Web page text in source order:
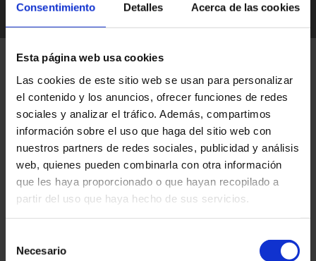
Consentimiento Detalles Acerca de las cookies
Esta página web usa cookies
Las cookies de este sitio web se usan para personalizar
el contenido y los anuncios, ofrecer funciones de redes
sociales y analizar el tráfico. Además, compartimos
información sobre el uso que haga del sitio web con
nuestros partners de redes sociales, publicidad y análisis
web, quienes pueden combinarla con otra información
que les haya proporcionado o que hayan recopilado a
partir del uso que haya hecho de sus servicios.
Necesario